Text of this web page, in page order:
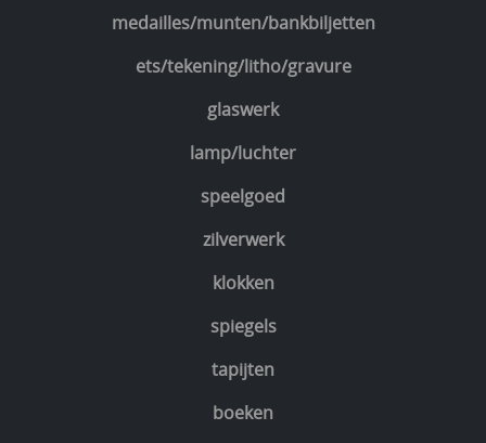
medailles/munten/bankbiljetten
ets/tekening/litho/gravure
glaswerk
lamp/luchter
speelgoed
zilverwerk
klokken
spiegels
tapijten
boeken